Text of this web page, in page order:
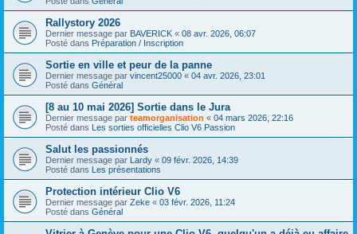
Rallystory 2026
Dernier message par BAVERICK « 08 avr. 2026, 06:07
Posté dans Préparation / Inscription
Sortie en ville et peur de la panne
Dernier message par vincent25000 « 04 avr. 2026, 23:01
Posté dans Général
[8 au 10 mai 2026] Sortie dans le Jura
Dernier message par teamorganisation « 04 mars 2026, 22:16
Posté dans Les sorties officielles Clio V6 Passion
Salut les passionnés
Dernier message par Lardy « 09 févr. 2026, 14:39
Posté dans Les présentations
Protection intérieur Clio V6
Dernier message par Zeke « 03 févr. 2026, 11:24
Posté dans Général